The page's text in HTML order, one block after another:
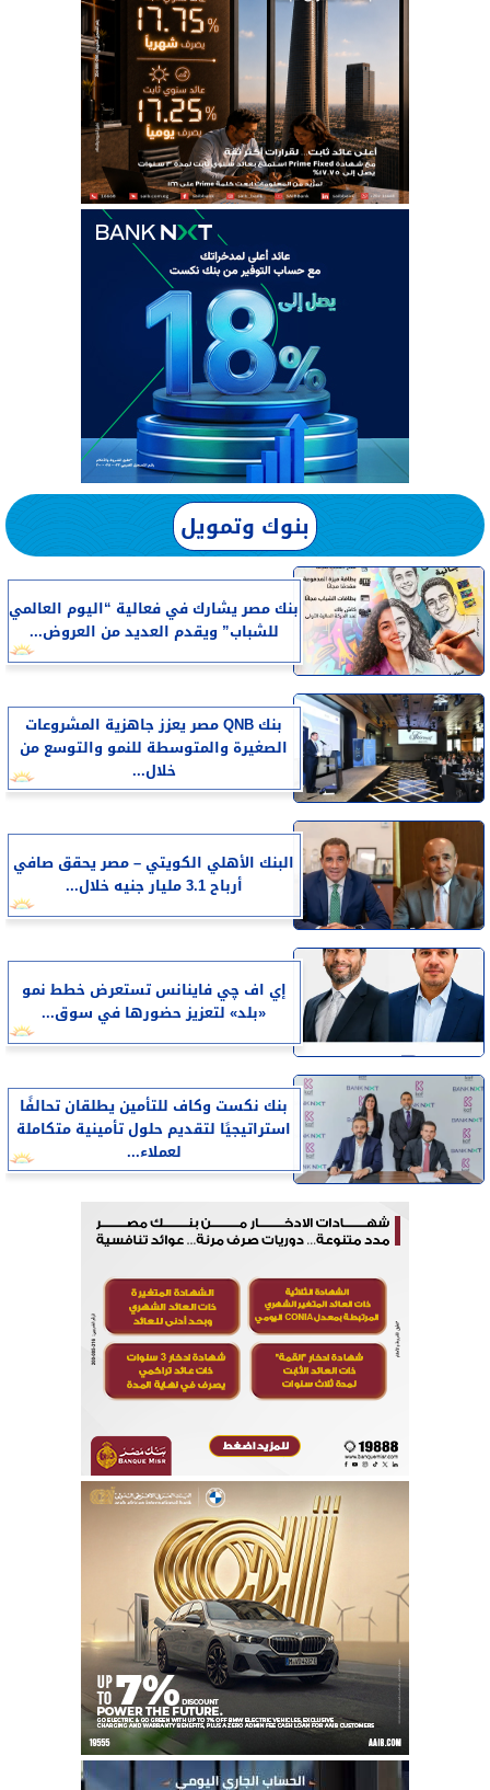
بنوك وتمويل
بنك مصر يشارك في فعالية “اليوم العالمي
للشباب” ويقدم العديد من العروض...
بنك QNB مصر يعزز جاهزية المشروعات
الصغيرة والمتوسطة للنمو والتوسع من
خلال...
البنك الأهلي الكويتي – مصر يحقق صافي
أرباح 3.1 مليار جنيه خلال...
إي اف چي فاينانس تستعرض خطط نمو
«بلد» لتعزيز حضورها في سوق...
بنك نكست وكاف للتأمين يطلقان تحالفًا
استراتيجيًا لتقديم حلول تأمينية متكاملة
لعملاء...